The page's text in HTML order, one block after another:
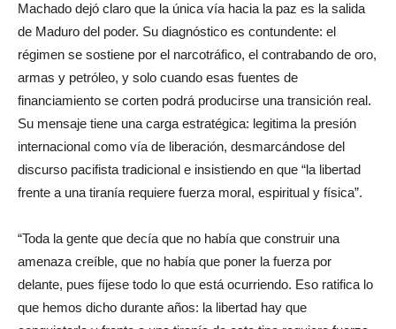
Machado dejó claro que la única vía hacia la paz es la salida
de Maduro del poder. Su diagnóstico es contundente: el
régimen se sostiene por el narcotráfico, el contrabando de oro,
armas y petróleo, y solo cuando esas fuentes de
financiamiento se corten podrá producirse una transición real.
Su mensaje tiene una carga estratégica: legitima la presión
internacional como vía de liberación, desmarcándose del
discurso pacifista tradicional e insistiendo en que “la libertad
frente a una tiranía requiere fuerza moral, espiritual y física”.
“Toda la gente que decía que no había que construir una
amenaza creíble, que no había que poner la fuerza por
delante, pues fíjese todo lo que está ocurriendo. Eso ratifica lo
que hemos dicho durante años: la libertad hay que